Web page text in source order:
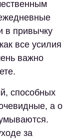
в привычку
все усилия
важно
способных
а о
за